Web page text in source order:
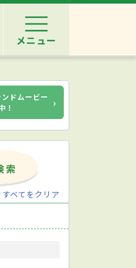
メニュー
ドムービー
！
›
すべてをクリア